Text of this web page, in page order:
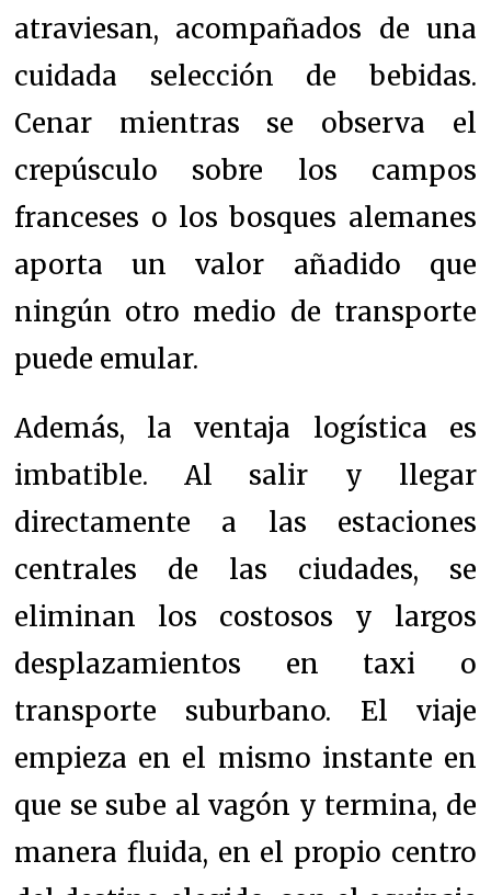
atraviesan, acompañados de una
cuidada selección de bebidas.
Cenar mientras se observa el
crepúsculo sobre los campos
franceses o los bosques alemanes
aporta un valor añadido que
ningún otro medio de transporte
puede emular.
Además, la ventaja logística es
imbatible. Al salir y llegar
directamente a las estaciones
centrales de las ciudades, se
eliminan los costosos y largos
desplazamientos en taxi o
transporte suburbano. El viaje
empieza en el mismo instante en
que se sube al vagón y termina, de
manera fluida, en el propio centro